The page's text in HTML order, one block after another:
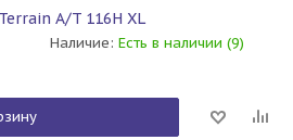
A/T 116H XL
Наличие: Есть в наличии (9)